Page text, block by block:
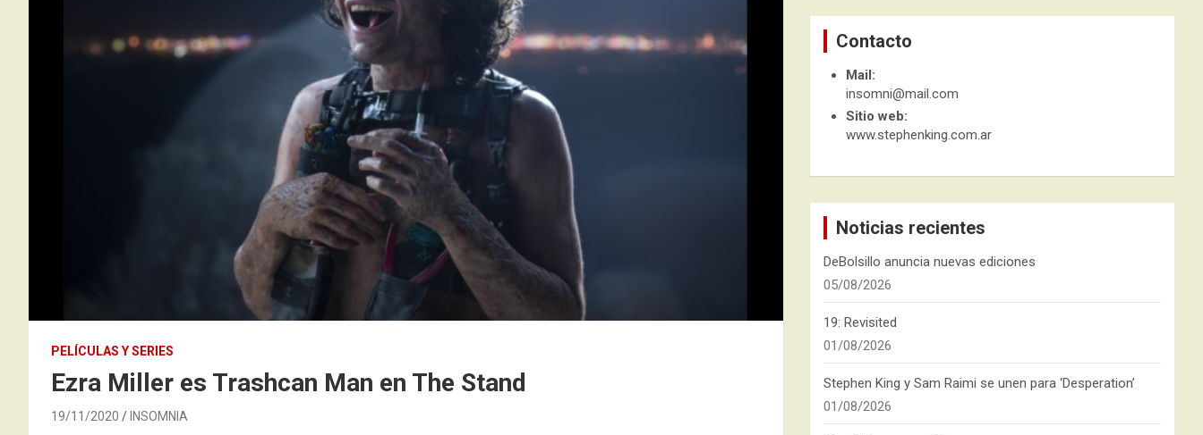
PELÍCULAS Y SERIES
Ezra Miller es Trashcan Man en The Stand
19/11/2020 INSOMNIA
Contacto
Mail:
insomni@mail.com
Sitio web:
www.stephenking.com.ar
Noticias recientes
DeBolsillo anuncia nuevas ediciones
05/08/2026
19: Revisited
01/08/2026
Stephen King y Sam Raimi se unen para ‘Desperation’
01/08/2026